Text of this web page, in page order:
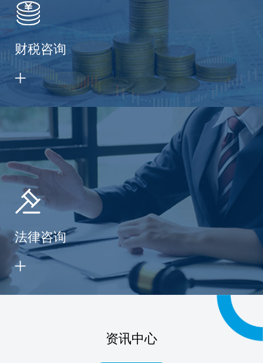
财税咨询
法律咨询
资讯中心